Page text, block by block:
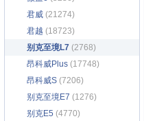
君威 (21274)
君越 (18723)
别克至境L7 (2768)
昂科威Plus (17748)
昂科威S (7206)
别克至境E7 (1276)
别克E5 (4770)